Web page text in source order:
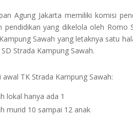
Agung Jakarta memiliki komisi
pendidikan yang dikelola oleh Romo
Sawah yang letaknya satu
Strada Kampung Sawah.
awal TK Strada Kampung Sawah:
lokal hanya ada 1
murid 10 sampai 12 anak